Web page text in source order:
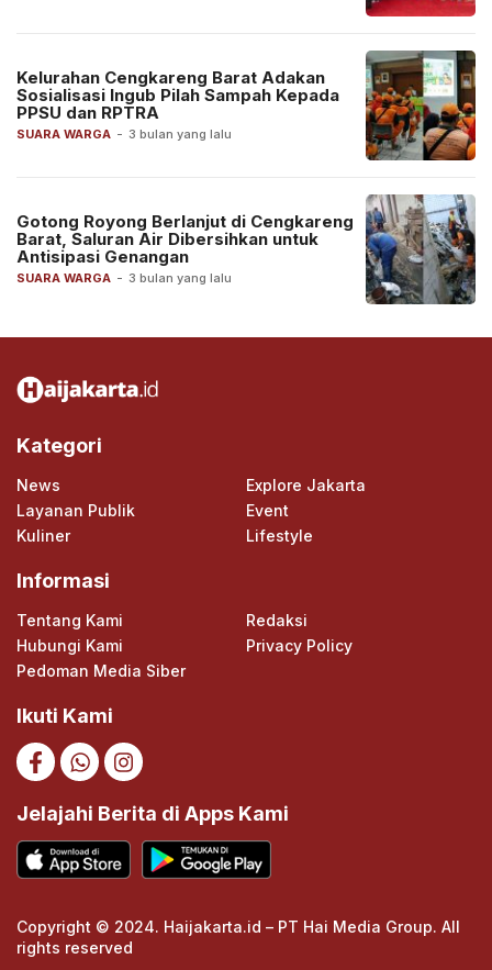
SUARA WARGA - 3 bulan yang lalu
Kelurahan Cengkareng Barat Adakan
Sosialisasi Ingub Pilah Sampah Kepada
PPSU dan RPTRA
SUARA WARGA - 3 bulan yang lalu
Gotong Royong Berlanjut di Cengkareng
Barat, Saluran Air Dibersihkan untuk
Antisipasi Genangan
Kategori
News
Explore Jakarta
Layanan Publik
Event
Kuliner
Lifestyle
Informasi
Tentang Kami
Redaksi
Hubungi Kami
Privacy Policy
Pedoman Media Siber
Ikuti Kami
Jelajahi Berita di Apps Kami
Copyright © 2024. Haijakarta.id – PT Hai Media Group. All
rights reserved